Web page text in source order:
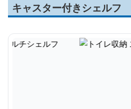
キャスター付きシェルフ